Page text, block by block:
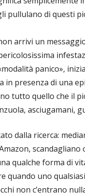
pullulano di questi
arrivi un
panico»,
in presenza di una
tutto quello che il
asciugamani,
dalla ricerca:
qualche forma di
quando uno
non c’entrano